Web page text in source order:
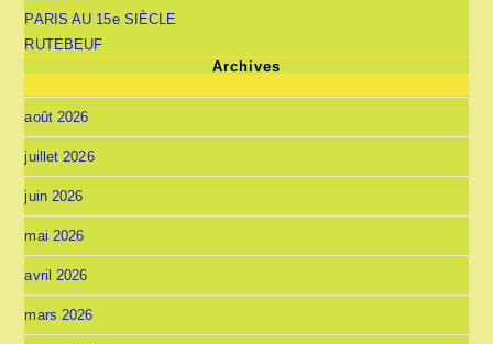
PARIS AU 15e SIÈCLE
RUTEBEUF
Archives
août 2026
juillet 2026
juin 2026
mai 2026
avril 2026
mars 2026